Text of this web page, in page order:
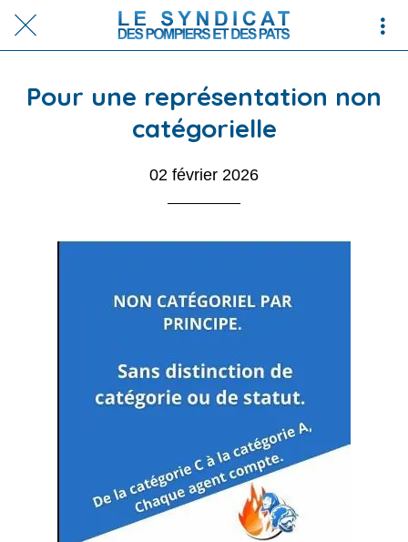
Pour une représentation non
catégorielle
02 février 2026